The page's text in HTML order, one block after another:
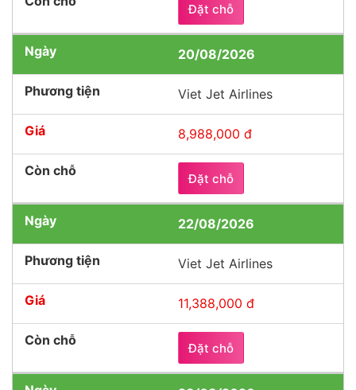
Đặt chỗ
20/08/2026
Viet Jet Airlines
8,988,000 đ
Đặt chỗ
22/08/2026
Viet Jet Airlines
11,388,000 đ
Đặt chỗ